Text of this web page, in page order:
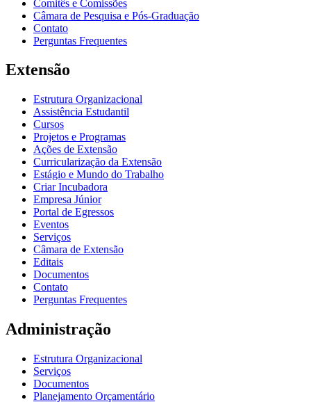
Comitês e Comissões
Câmara de Pesquisa e Pós-Graduação
Contato
Perguntas Frequentes
Extensão
Estrutura Organizacional
Assistência Estudantil
Cursos
Projetos e Programas
Ações de Extensão
Curricularização da Extensão
Estágio e Mundo do Trabalho
Criar Incubadora
Empresa Júnior
Portal de Egressos
Eventos
Serviços
Câmara de Extensão
Editais
Documentos
Contato
Perguntas Frequentes
Administração
Estrutura Organizacional
Serviços
Documentos
Planejamento Orçamentário